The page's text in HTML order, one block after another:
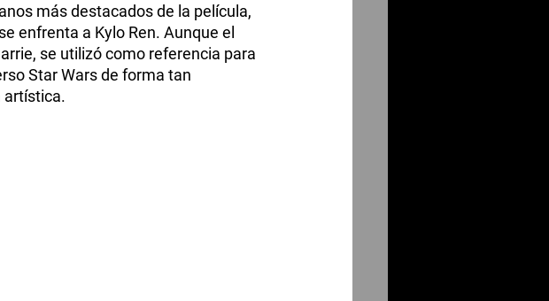
más destacados de la película,
enfrenta a Kylo Ren. Aunque el
se utilizó como referencia para
Star Wars de forma tan
artística.